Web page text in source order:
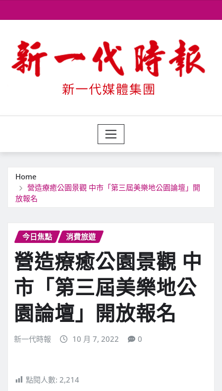
to
Home
營造療癒公園景觀 中市「第三屆美樂地公園論壇」開
放報名
今日焦點 消費旅遊
營造療癒公園景觀 中
市「第三屆美樂地公
園論壇」開放報名
新一代時報 10 月 7, 2022 0
點閱人數: 2,214